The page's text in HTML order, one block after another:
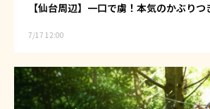
【仙台周辺】一口で虜！本気のかぶり
7/17 12:00